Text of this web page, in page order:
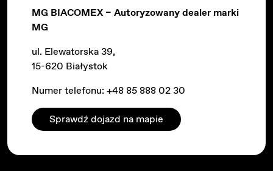
MG BIACOMEX – Autoryzowany dealer marki
MG
ul. Elewatorska 39,
15-620 Białystok
Numer telefonu: +48 85 888 02 30
Sprawdź dojazd na mapie